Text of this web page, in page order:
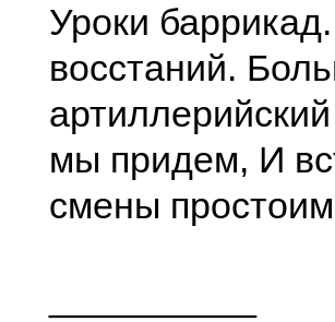
Уроки
восстаний.
мы придем, И
смены